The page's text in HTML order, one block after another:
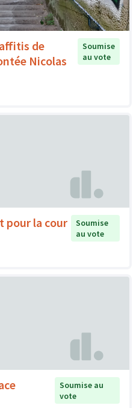
de
Nicolas
Soumise
au vote
pour la cour
Soumise
au vote
Soumise au
vote